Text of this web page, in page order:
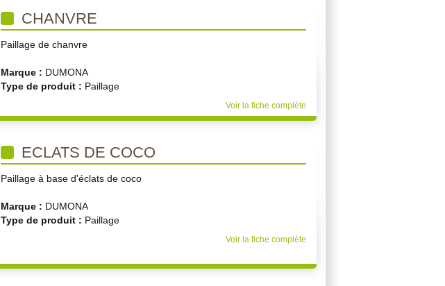
CHANVRE
Paillage de chanvre
Marque : DUMONA
Type de produit : Paillage
Voir la fiche complète
ECLATS DE COCO
Paillage à base d'éclats de coco
Marque : DUMONA
Type de produit : Paillage
Voir la fiche complète